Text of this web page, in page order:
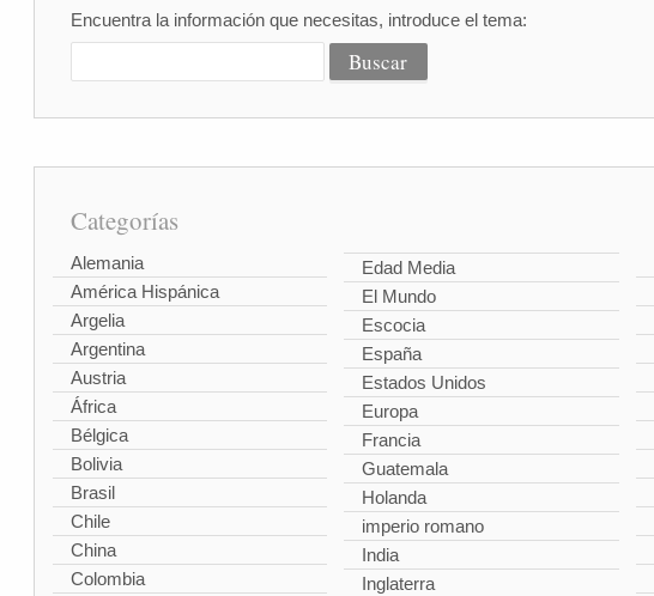
Encuentra la información que necesitas, introduce el tema:
Categorías
Alemania
América Hispánica
Argelia
Argentina
Austria
África
Bélgica
Bolivia
Brasil
Chile
China
Colombia
Edad Media
El Mundo
Escocia
España
Estados Unidos
Europa
Francia
Guatemala
Holanda
imperio romano
India
Inglaterra